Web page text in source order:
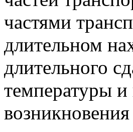
частями
длительном
длительного
температуры